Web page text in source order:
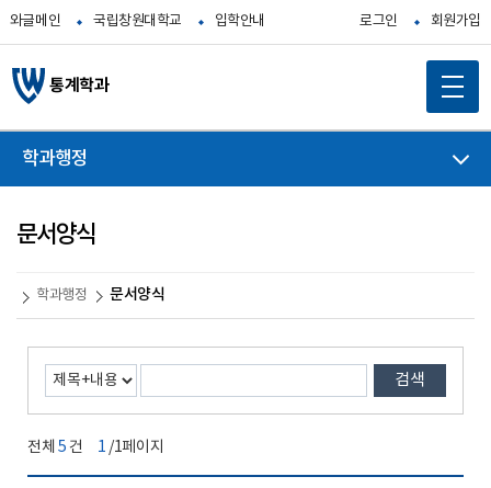
와글메인 국립창원대학교 입학안내 로그인 회원가입
통계학과
학과행정
문서양식
학과행정 문서양식
검색
전체 5 건 1 /1페이지